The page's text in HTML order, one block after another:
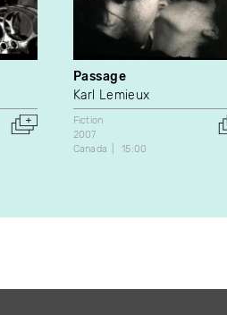
Passage
Karl Lemieux
Fiction
2007
Canada
15:00